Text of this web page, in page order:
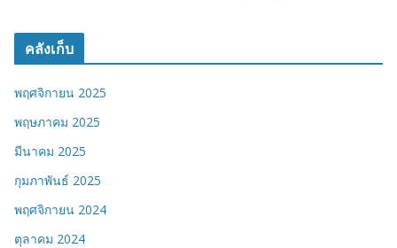
คลังเก็บ
พฤศจิกายน 2025
พฤษภาคม 2025
มีนาคม 2025
กุมภาพันธ์ 2025
พฤศจิกายน 2024
ตุลาคม 2024